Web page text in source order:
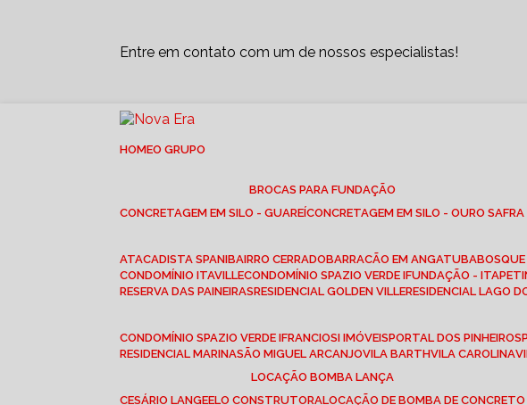
Entre em contato com um de nossos especialistas!
HOME
O GRUPO
BROCAS PARA FUNDAÇÃO
CONCRETAGEM EM SILO - GUAREÍ CONCRETAGEM EM SILO - OURO SAFRA
ATACADISTA SPANI BAIRRO CERRADO BARRACÃO EM ANGATUBA
CONDOMÍNIO ITAVILLE CONDOMÍNIO SPAZIO VERDE I FUNDAÇÃO -
RESERVA DAS PAINEIRAS RESIDENCIAL GOLDEN VILLE RESIDENCIAL LAGO
CONDOMÍNIO SPAZIO VERDE I FRANCIOSI IMÓVEIS PORTAL DOS PINHEIROS
RESIDENCIAL MARINA SÃO MIGUEL ARCANJO VILA BARTH VILA CAROLINA
LOCAÇÃO BOMBA LANÇA
CESÁRIO LANGE ELO CONSTRUTORA LOCAÇÃO DE BOMBA DE CONCRETO